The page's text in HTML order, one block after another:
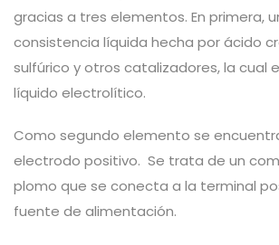
gracias a tres elementos. En primera,
consistencia líquida hecha por ácido
sulfúrico y otros catalizadores, la cual
líquido electrolítico.
Como segundo elemento se
electrodo positivo. Se trata de un
plomo que se conecta a la terminal
fuente de alimentación.